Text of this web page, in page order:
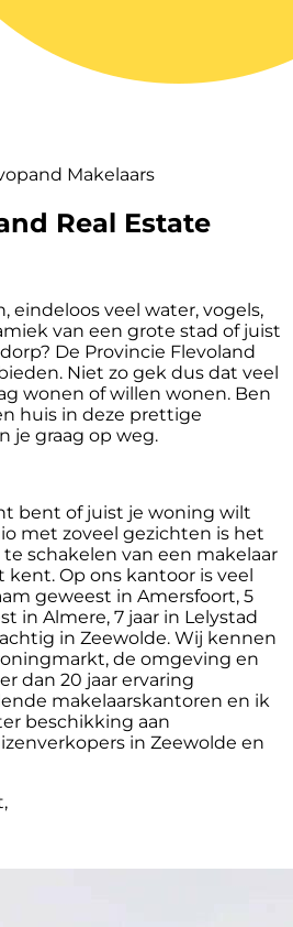
Makelaars
Real Estate
eindeloos veel water, vogels,
van een grote stad of juist
De Provincie Flevoland
Niet zo gek dus dat veel
wonen of willen wonen. Ben
huis in deze prettige
je graag op weg.
bent of juist je woning wilt
met zoveel gezichten is het
schakelen van een makelaar
Op ons kantoor is veel
geweest in Amersfoort, 5
in Almere, 7 jaar in Lelystad
in Zeewolde. Wij kennen
de omgeving en
dan 20 jaar ervaring
makelaarskantoren en ik
beschikking aan
in Zeewolde en